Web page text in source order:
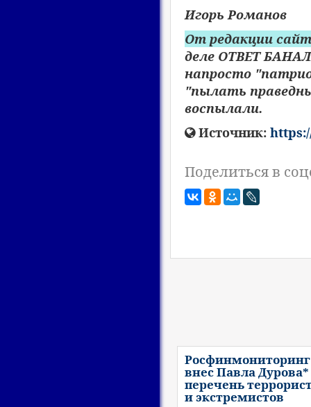
Игорь Романов
От редакции
деле ОТВЕТ
напросто
"пылать
воспылали.
Источник:
Поделиться в
Росфинмониторинг
внес Павла
перечень
и экстремистов